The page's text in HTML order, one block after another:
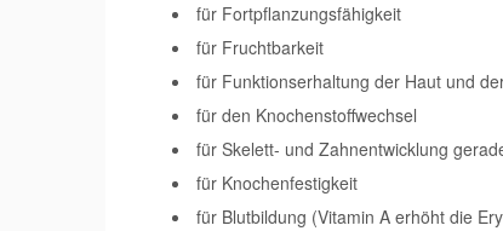
für Fortpflanzungsfähigkeit
für Fruchtbarkeit
für Funktionserhaltung der Haut und
für den Knochenstoffwechsel
für Skelett- und Zahnentwicklung
für Knochenfestigkeit
für Blutbildung (Vitamin A erhöht die